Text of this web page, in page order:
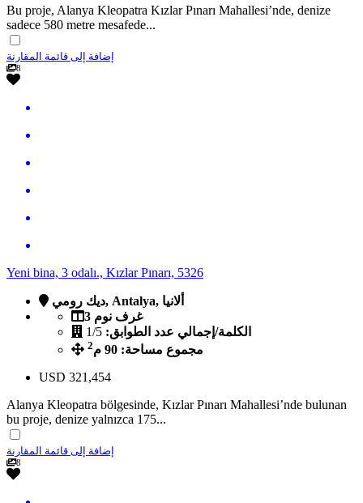
Bu proje, Alanya Kleopatra Kızlar Pınarı Mahallesi’nde, denize
sadece 580 metre mesafede...
إضافة إلى قائمة المقارنة
8
Yeni bina, 3 odalı., Kızlar Pınarı, 5326
ديك رومي, Antalya, ألانيا
3 غرف نوم
الكلمة/إجمالي عدد الطوابق: 1/5
مجموع مساحة: 90 م
2
USD 321,454
Alanya Kleopatra bölgesinde, Kızlar Pınarı Mahallesi’nde bulunan
bu proje, denize yalnızca 175...
إضافة إلى قائمة المقارنة
8